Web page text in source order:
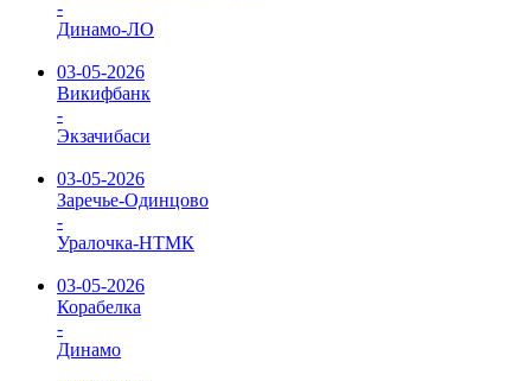
-
Динамо-ЛО
03-05-2026
Викифбанк
-
Экзачибаси
03-05-2026
Заречье-Одинцово
-
Уралочка-НТМК
03-05-2026
Корабелка
-
Динамо